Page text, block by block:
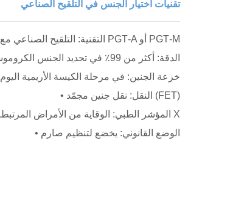
تقنيات اختيار الجنس في التلقيح الصناعي
• التقنية: التلقيح الصناعي مع PGT‑A أو PGT‑M
• الدقة: أكثر من 99٪ في تحديد الجنس الكروموسومي
• خزعة الجنين: في مرحلة الكيسة الأريمية اليوم 5–6
• النقل: نقل جنين مجمّد (FET)
• المؤشر الطبي: الوقاية من الأمراض المرتبطة بالكروموسوم X
• الوضع القانوني: يخضع لتنظيم صارم